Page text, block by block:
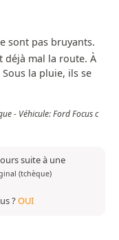
sont pas bruyants.
déjà mal la route. À
la pluie, ils se
- Véhicule: Ford Focus c
suite à une
(tchèque)
?OUI